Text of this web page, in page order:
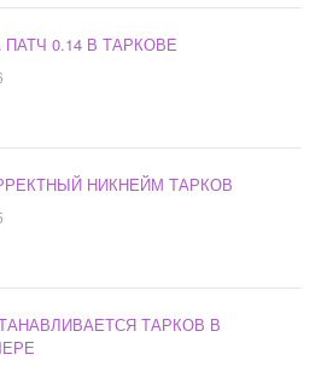
ПАТЧ 0.14 В ТАРКОВЕ
НИКНЕЙМ ТАРКОВ
ТАРКОВ В